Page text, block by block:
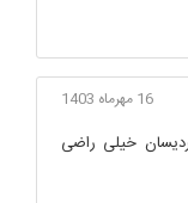
16 مهرماه 1403
خیلی راضی